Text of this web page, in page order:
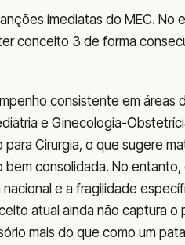
imediatas do MEC. No
conceito 3 de forma
consistente em áreas
e Ginecologia-
Cirurgia, o que sugere
consolidada. No entanto,
e a fragilidade
atual ainda não captura o
mais do que como um